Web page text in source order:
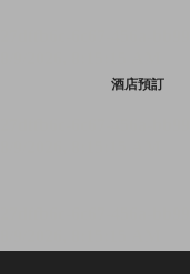
酒店預訂